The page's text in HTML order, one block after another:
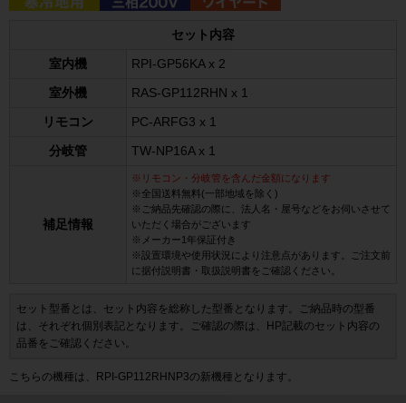
セット内容
室内機 RPI-GP56KA x 2
室外機 RAS-GP112RHN x 1
リモコン PC-ARFG3 x 1
分岐管 TW-NP16A x 1
補足情報
※リモコン・分岐管を含んだ金額になります
※全国送料無料(一部地域を除く)
※ご納品先確認の際に、法人名・屋号などをお伺いさせて
いただく場合がございます
※メーカー1年保証付き
※設置環境や使用状況により注意点があります。ご注文前
に据付説明書・取扱説明書をご確認ください。
セット型番とは、セット内容を総称した型番となります。ご納品時の型番
は、それぞれ個別表記となります。ご確認の際は、HP記載のセット内容の
品番をご確認ください。
こちらの機種は、RPI-GP112RHNP3の新機種となります。